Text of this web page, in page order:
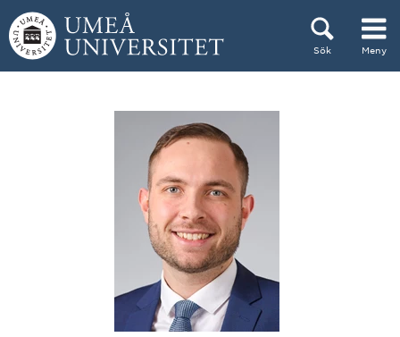
Hoppa direkt till innehållet
Sök Meny